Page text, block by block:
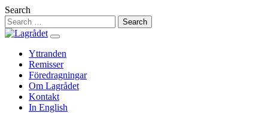
Hoppa
till
innehåll
Search
Yttranden
Remisser
Föredragningar
Om Lagrådet
Kontakt
In English